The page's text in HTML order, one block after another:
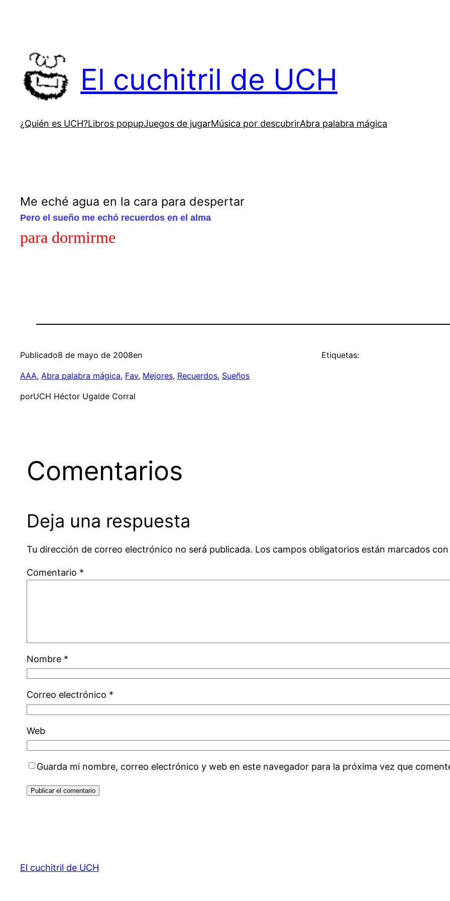
El cuchitril de UCH
¿Quién es UCH?Libros popupJuegos de jugarMúsica por descubrirAbra palabra mágica
Me eché agua en la cara para despertar
Pero el sueño me echó recuerdos en el alma
para dormirme
Publicado8 de mayo de 2008en
AAA, Abra palabra mágica, Fav, Mejores, Recuerdos, Sueños
porUCH Héctor Ugalde Corral
Etiquetas:
Comentarios
Deja una respuesta
Tu dirección de correo electrónico no será publicada. Los campos obligatorios están marcados
Comentario *
Nombre *
Correo electrónico *
Web
Guarda mi nombre, correo electrónico y web en este navegador para la próxima vez que
El cuchitril de UCH